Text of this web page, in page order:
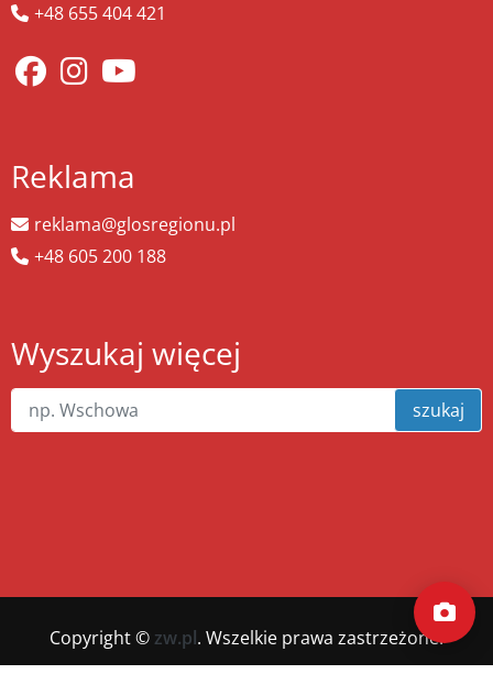
+48 655 404 421
Reklama
reklama@glosregionu.pl
+48 605 200 188
Wyszukaj więcej
szukaj
Copyright © zw.pl. Wszelkie prawa zastrzeżone.
Wykonaniexnc.pl